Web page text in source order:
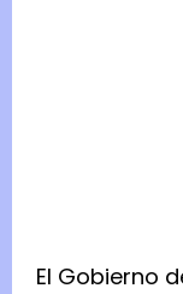
El Gobierno